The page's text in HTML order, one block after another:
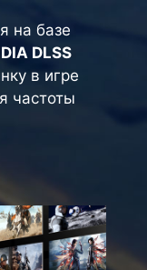
на базе
DLSS
в игре
частоты